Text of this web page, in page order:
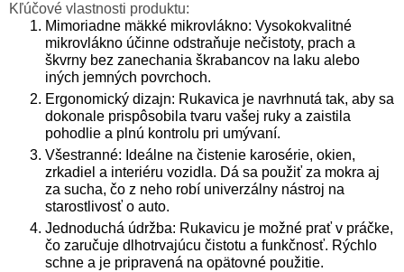
Kľúčové vlastnosti produktu:
Mimoriadne mäkké mikrovlákno: Vysokokvalitné
mikrovlákno účinne odstraňuje nečistoty, prach a
škvrny bez zanechania škrabancov na laku alebo
iných jemných povrchoch.
Ergonomický dizajn: Rukavica je navrhnutá tak, aby sa
dokonale prispôsobila tvaru vašej ruky a zaistila
pohodlie a plnú kontrolu pri umývaní.
Všestranné: Ideálne na čistenie karosérie, okien,
zrkadiel a interiéru vozidla. Dá sa použiť za mokra aj
za sucha, čo z neho robí univerzálny nástroj na
starostlivosť o auto.
Jednoduchá údržba: Rukavicu je možné prať v práčke,
čo zaručuje dlhotrvajúcu čistotu a funkčnosť. Rýchlo
schne a je pripravená na opätovné použitie.